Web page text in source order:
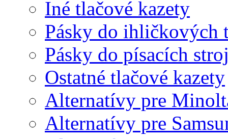
Iné tlačové kazety
Pásky do ihličkových
Pásky do písacích
Ostatné tlačové kazety
Alternatívy pre
Alternatívy pre